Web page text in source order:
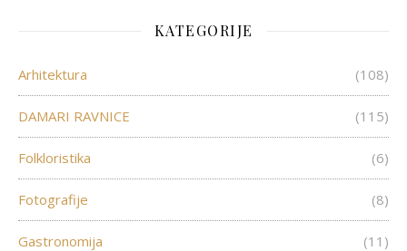
KATEGORIJE
Arhitektura (108)
DAMARI RAVNICE (115)
Folkloristika (6)
Fotografije (8)
Gastronomija (11)